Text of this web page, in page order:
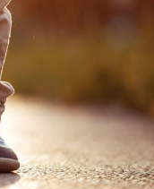
VIH :
tous
elle